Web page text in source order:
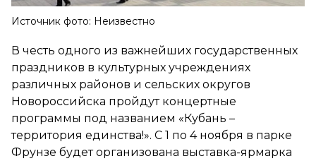
Источник фото: Неизвестно
В честь одного из важнейших государственных
праздников в культурных учреждениях
различных районов и сельских округов
Новороссийска пройдут концертные
программы под названием «Кубань –
территория единства!». С 1 по 4 ноября в парке
Фрунзе будет организована выставка-ярмарка